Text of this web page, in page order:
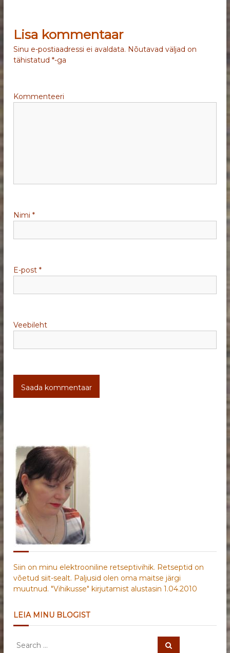
i
g
e
n
e
Lisa kommentaar
Sinu e-postiaadressi ei avaldata. Nõutavad väljad on
tähistatud*-ga
Kommenteeri
Nimi*
E-post*
Veebileht
Siin on minu elektrooniline retseptivihik. Retseptid on
võetud siit-sealt. Paljusid olen oma maitse järgi
muutnud. "Vihikusse" kirjutamist alustasin 1.04.2010
LEIA MINU BLOGIST
S
S